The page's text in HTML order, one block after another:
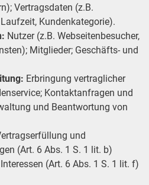
Vertragsdaten (z.B.
Kundenkategorie).
Nutzer (z.B. Webseitenbesucher,
Mitglieder; Geschäfts- und
Erbringung vertraglicher
Kontaktanfragen und
und Beantwortung von
und
(Art. 6 Abs. 1 S. 1 lit. b)
(Art. 6 Abs. 1 S. 1 lit. f)